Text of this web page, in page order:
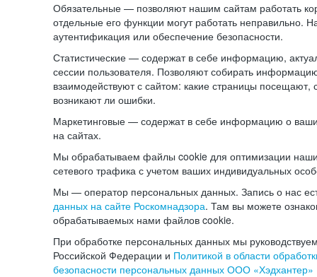
Обязательные — позволяют нашим сайтам работать
отдельные его функции могут работать неправильно.
аутентификация или обеспечение безопасности.
Статистические — содержат в себе информацию,
сессии пользователя. Позволяют собирать
взаимодействуют с сайтом: какие страницы посещают,
возникают ли ошибки.
Маркетинговые — содержат в себе информацию о
на сайтах.
Мы обрабатываем файлы cookie для оптимизации
сетевого трафика с учетом ваших индивидуальных
Мы — оператор персональных данных. Запись о нас
данных на сайте Роскомнадзора. Там вы можете
обрабатываемых нами файлов cookie.
При обработке персональных данных мы
Российской Федерации и Политикой в области
безопасности персональных данных ООО «Хэдхантер»